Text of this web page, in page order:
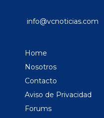
info@vcnoticias.com
Home
Nosotros
Contacto
Aviso de Privacidad
Forums